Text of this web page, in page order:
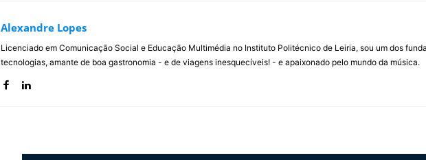
Alexandre Lopes
Licenciado em Comunicação Social e Educação Multimédia no Instituto Politécnico de Leiria, sou um dos
tecnologias, amante de boa gastronomia - e de viagens inesquecíveis! - e apaixonado pelo mundo da música.